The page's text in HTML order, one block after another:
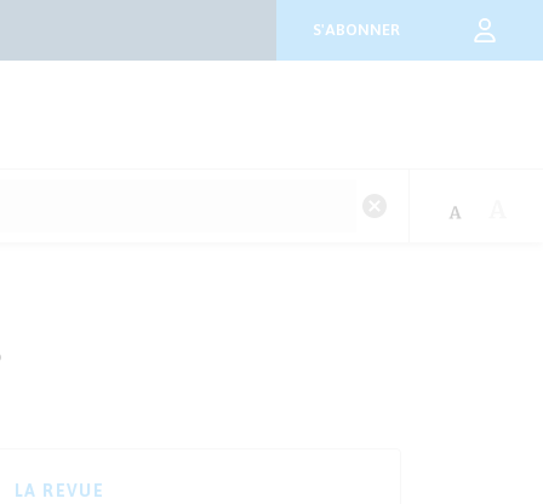
S'ABONNER
LA REVUE